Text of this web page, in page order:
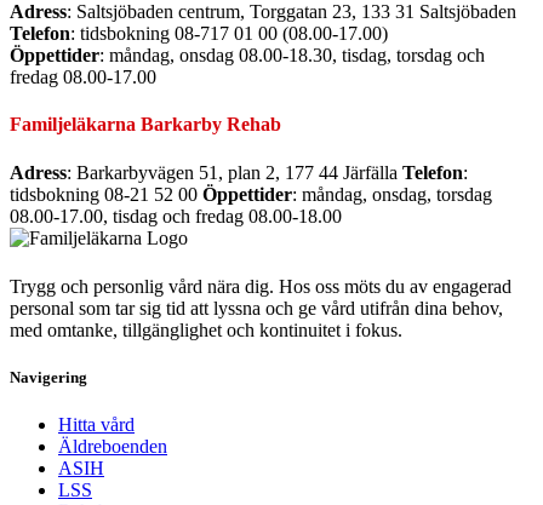
Adress: Saltsjöbaden centrum, Torggatan 23, 133 31 Saltsjöbaden
Telefon: tidsbokning 08-717 01 00 (08.00-17.00)
Öppettider: måndag, onsdag 08.00-18.30, tisdag, torsdag och
fredag 08.00-17.00
Familjeläkarna Barkarby Rehab
Adress: Barkarbyvägen 51, plan 2, 177 44 Järfälla Telefon:
tidsbokning 08-21 52 00 Öppettider: måndag, onsdag, torsdag
08.00-17.00, tisdag och fredag 08.00-18.00
Trygg och personlig vård nära dig. Hos oss möts du av engagerad
personal som tar sig tid att lyssna och ge vård utifrån dina behov,
med omtanke, tillgänglighet och kontinuitet i fokus.
Navigering
Hitta vård
Äldreboenden
ASIH
LSS